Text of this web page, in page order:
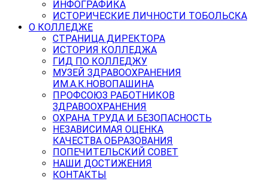
ИНФОГРАФИКА
ИСТОРИЧЕСКИЕ ЛИЧНОСТИ ТОБОЛЬСКА
О КОЛЛЕДЖЕ
СТРАНИЦА ДИРЕКТОРА
ИСТОРИЯ КОЛЛЕДЖА
ГИД ПО КОЛЛЕДЖУ
МУЗЕЙ ЗДРАВООХРАНЕНИЯ
ИМ.А.К.НОВОПАШИНА
ПРОФСОЮЗ РАБОТНИКОВ
ЗДРАВООХРАНЕНИЯ
ОХРАНА ТРУДА И БЕЗОПАСНОСТЬ
НЕЗАВИСИМАЯ ОЦЕНКА
КАЧЕСТВА ОБРАЗОВАНИЯ
ПОПЕЧИТЕЛЬСКИЙ СОВЕТ
НАШИ ДОСТИЖЕНИЯ
КОНТАКТЫ